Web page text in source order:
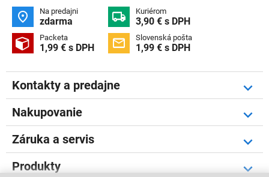
 Na predajni
zdarma  Kuriérom
3,90 € s DPH
 Packeta
1,99 € s DPH  Slovenská pošta
1,99 € s DPH
Kontakty a predajne
Nakupovanie
Záruka a servis
Produkty